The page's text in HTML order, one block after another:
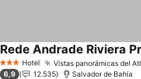
3 Estrellas
Hotel Vistas panorámicas del
Rede Andrade Riviera
6,9 12.535 Salvador de Bahía